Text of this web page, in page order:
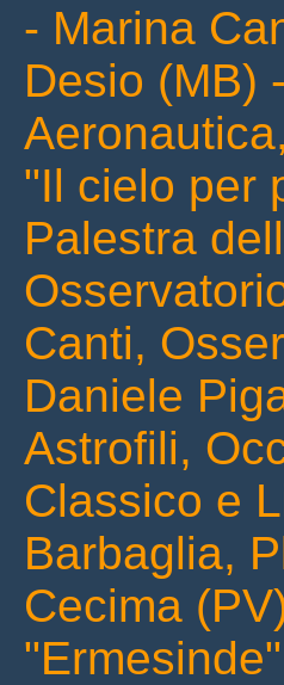
- Marina
Desio (MB)
"Il cielo per
Palestra
Canti,
Daniele
Astrofili,
Classico e
Barbaglia,
Cecima